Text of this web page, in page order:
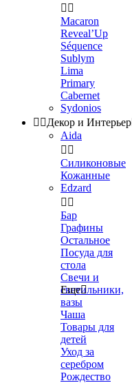
 
Macaron
Reveal’Up
Séquence
Sublym
Lima
Primary
Cabernet
Sydonios
 Декор и Интерьер
Aida
 
Силиконовые
Кожанные
Edzard
 
Бар
Графины
Остальное
Посуда для
стола
Свечи и
светильники,
вазы
Чаша
Товары для
детей
Уход за
серебром
Рождество
Еще